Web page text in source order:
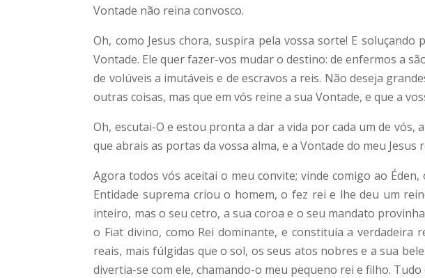
Vontade não reina convosco.
Oh, como Jesus chora, suspira pela vossa sorte! E soluçando
Vontade. Ele quer fazer-vos mudar o destino: de enfermos a
de volúveis a imutáveis e de escravos a reis. Não deseja
outras coisas, mas que em vós reine a sua Vontade, e que a
Oh, escutai-O e estou pronta a dar a vida por cada um de
que abrais as portas da vossa alma, e a Vontade do meu
Agora todos vós aceitai o meu convite; vinde comigo ao
Entidade suprema criou o homem, o fez rei e lhe deu um
inteiro, mas o seu cetro, a sua coroa e o seu mandato
o Fiat divino, como Rei dominante, e constituía a verdadeira
reais, mais fúlgidas que o sol, os seus atos nobres e a sua
divertia-se com ele, chamando-o meu pequeno rei e filho.